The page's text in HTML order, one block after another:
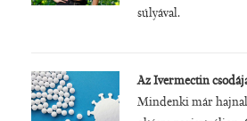
súlyával.
Az Ivermectin
Mindenki már